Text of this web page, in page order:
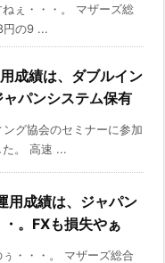
ぇ・・・。 マザーズ総
円の9 ...
成績は、ダブルイン
パンシステム保有
グ協会のセミナーに参加
。 高速 ...
成績は、ジャパン
。FXも損失やぁ
・・・。 マザーズ総合